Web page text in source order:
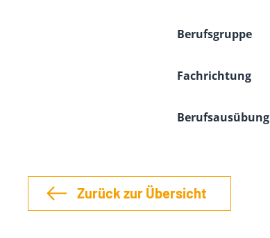
Berufsgruppe
Fachrichtung
Berufsausübung
Zurück zur Übersicht